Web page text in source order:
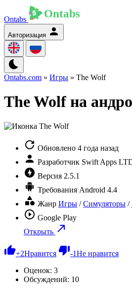
Ontabs
Авторизация
Ontabs.com » Игры » The Wolf
The Wolf на
Обновлено 4 года назад
Разработчик Swift Apps
Версия 2.5.1
Требования Android 4.4
Жанр Игры /Симуляторы /
Google Play
Открыть
+2Нравится -1Не нравится
Оценок: 3
Обсуждений: 10